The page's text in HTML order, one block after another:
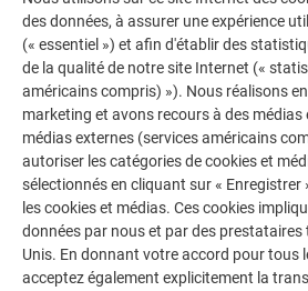
MINDESTDACHNEIGUNG BEI PREFA
Ab 25° (ca. 47%) Verlegung nur auf
des données, à assurer une expérience
(« essentiel ») et afin d'établir des
de la qualité de notre site Internet («
américains compris) »). Nous réalisons
marketing et avons recours à des
médias externes (services américains
autoriser les catégories de cookies et
sélectionnés en cliquant sur « Enregistrer
les cookies et médias. Ces cookies
données par nous et par des prestataires
Unis. En donnant votre accord pour tous
acceptez également explicitement la